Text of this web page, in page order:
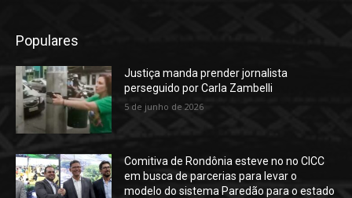
Populares
Justiça manda prender jornalista
perseguido por Carla Zambelli
5 de junho de 2026
Comitiva de Rondônia esteve no no CICC
em busca de parcerias para levar o
modelo do sistema Paredão para o estado